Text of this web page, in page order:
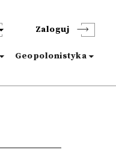
Zaloguj
Geopolonistyka